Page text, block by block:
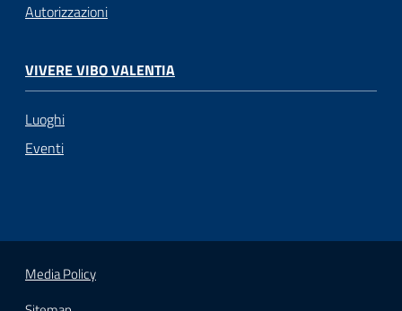
Autorizzazioni
VIVERE VIBO VALENTIA
Luoghi
Eventi
Media Policy